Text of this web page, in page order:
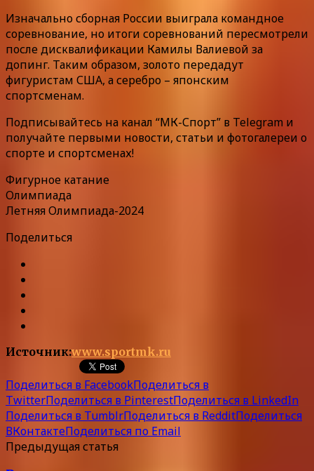
Изначально сборная России выиграла командное
соревнование, но итоги соревнований пересмотрели
после дисквалификации Камилы Валиевой за
допинг. Таким образом, золото передадут
фигуристам США, а серебро – японским
спортсменам.
Подписывайтесь на канал “МК-Спорт” в Telegram и
получайте первыми новости, статьи и фотогалереи о
спорте и спортсменах!
Фигурное катание
Олимпиада
Летняя Олимпиада-2024
Поделиться
Источник:www.sportmk.ru
Поделиться в FacebookПоделиться в
TwitterПоделиться в PinterestПоделиться в LinkedIn
Поделиться в TumblrПоделиться в RedditПоделиться
ВКонтактеПоделиться по Email
Предыдущая статья